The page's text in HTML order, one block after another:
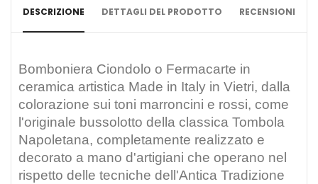
DESCRIZIONE DETTAGLI DEL PRODOTTO RECENSIONI
Bomboniera Ciondolo o Fermacarte in
ceramica artistica Made in Italy in Vietri, dalla
colorazione sui toni marroncini e rossi, come
l'originale bussolotto della classica Tombola
Napoletana, completamente realizzato e
decorato a mano d'artigiani che operano nel
rispetto delle tecniche dell'Antica Tradizione